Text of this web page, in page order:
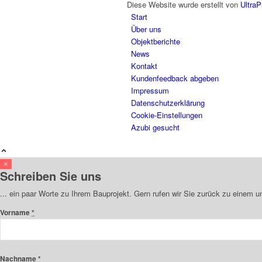
Diese Website wurde erstellt von
Start
Über uns
Objektberichte
News
Kontakt
Kundenfeedback abgeben
Impressum
Datenschutzerklärung
Cookie-Einstellungen
Azubi gesucht
×
Schreiben Sie uns
... ein paar Worte zu Ihrem Bauprojekt. Gern rufen wir Sie zurück zu einem
Vorname*
Nachname*